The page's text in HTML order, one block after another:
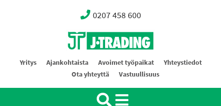
0207 458 600
Oy J-Trading Ab
Yritys Ajankohtaista Avoimet työpaikat
Yhteystiedot
Ota yhteyttä
Vastuullisuus